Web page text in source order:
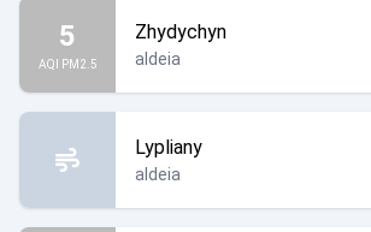
5
AQI PM2.5
Zhydychyn
aldeia
Lypliany
aldeia